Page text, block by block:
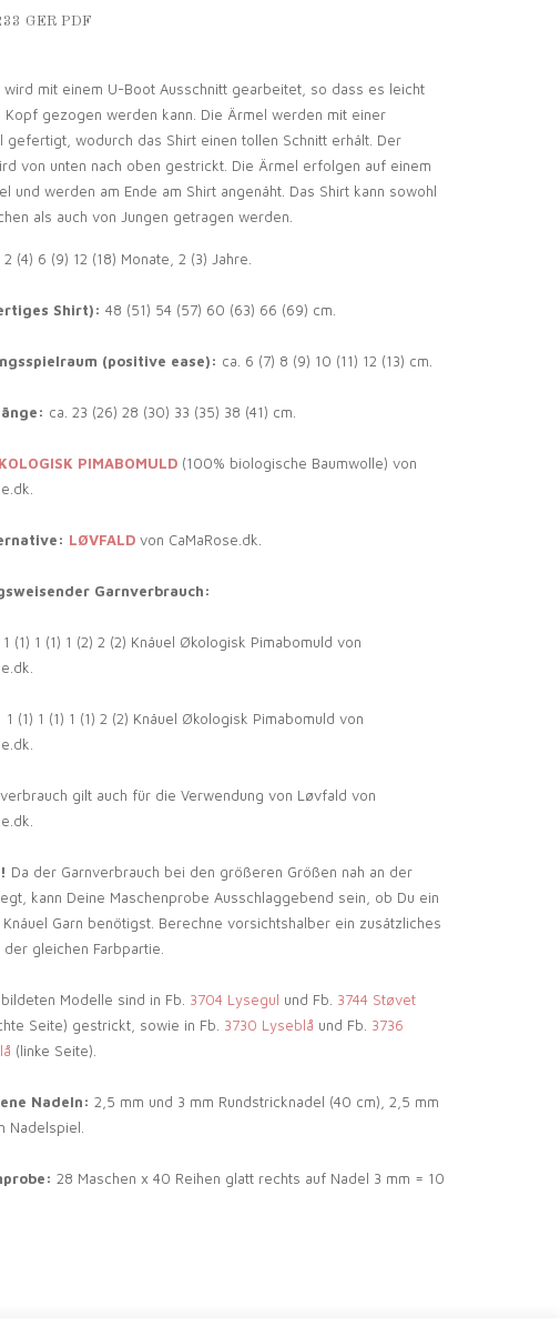
GER PDF
wird mit einem U-Boot Ausschnitt gearbeitet, so dass es leicht
Kopf gezogen werden kann. Die Ärmel werden mit einer
gefertigt, wodurch das Shirt einen tollen Schnitt erhält. Der
von unten nach oben gestrickt. Die Ärmel erfolgen auf einem
und werden am Ende am Shirt angenäht. Das Shirt kann sowohl
als auch von Jungen getragen werden.
2 (4) 6 (9) 12 (18) Monate, 2 (3) Jahre.
Shirt): 48 (51) 54 (57) 60 (63) 66 (69) cm.
(positive ease): ca. 6 (7) 8 (9) 10 (11) 12 (13) cm.
ca. 23 (26) 28 (30) 33 (35) 38 (41) cm.
PIMABOMULD(100% biologische Baumwolle) von
LØVFALDvon CaMaRose.dk.
Garnverbrauch:
1 (1) 1 (1) 1 (2) 2 (2) Knäuel Økologisk Pimabomuld von
1 (1) 1 (1) 1 (1) 2 (2) Knäuel Økologisk Pimabomuld von
gilt auch für die Verwendung von Løvfald von
Da der Garnverbrauch bei den größeren Größen nah an der
kann Deine Maschenprobe Ausschlaggebend sein, ob Du ein
Garn benötigst. Berechne vorsichtshalber ein zusätzliches
der gleichen Farbpartie.
Modelle sind in Fb. 3704 Lysegul und Fb. 3744 Støvet
Seite) gestrickt, sowie in Fb. 3730 Lyseblå und Fb. 3736
(linke Seite).
Nadeln: 2,5 mm und 3 mm Rundstricknadel (40 cm), 2,5 mm
Nadelspiel.
28 Maschen x 40 Reihen glatt rechts auf Nadel 3 mm = 10